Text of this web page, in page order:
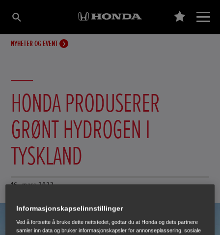
NYHETER OG EVENT
HONDA PRODUSERER
GRØNT HYDROGEN I
TYSKLAND
16. mars 2023
Informasjonskapselinnstillinger
Ved å fortsette å bruke dette nettstedet, godtar du at Honda og dets partnere
samler inn data og bruker informasjonskapsler for annonseplassering, sosiale